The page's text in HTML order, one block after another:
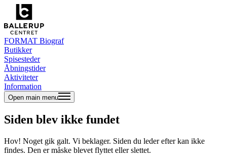
FORMAT Biograf
Butikker
Spisesteder
Åbningstider
Aktiviteter
Information
Open main menu
Siden blev ikke fundet
Hov! Noget gik galt. Vi beklager. Siden du leder efter kan ikke
findes. Den er måske blevet flyttet eller slettet.